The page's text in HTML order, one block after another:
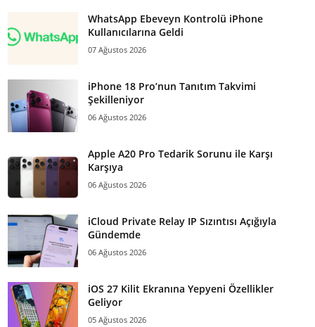
WhatsApp Ebeveyn Kontrolü iPhone
Kullanıcılarına Geldi
07 Ağustos 2026
iPhone 18 Pro’nun Tanıtım Takvimi
Şekilleniyor
06 Ağustos 2026
Apple A20 Pro Tedarik Sorunu ile Karşı
Karşıya
06 Ağustos 2026
iCloud Private Relay IP Sızıntısı Açığıyla
Gündemde
06 Ağustos 2026
iOS 27 Kilit Ekranına Yepyeni Özellikler
Geliyor
05 Ağustos 2026